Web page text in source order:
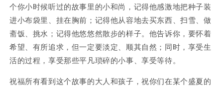
个你小时候听过的故事里的小和尚，记得他感激地把种子装
进小布袋里、挂在胸前；记得他从容地去买东西、扫雪、做
斋饭、挑水；记得他悠悠然散步的样子。他告诉你，要怀着
希望、有所追求，但一定要淡定、顺其自然；同时，享受生
活的过程，享受那些平凡琐碎的小事、享受等待。
祝福所有看到这个故事的大人和孩子，祝你们在某个盛夏的